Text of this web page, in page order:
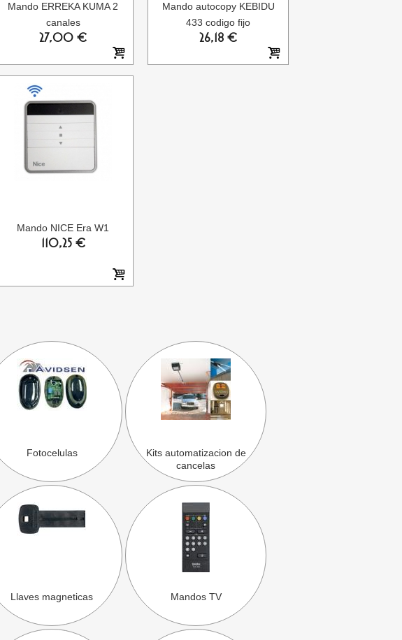
Mando ERREKA KUMA 2
canales
27,00 €
Mando autocopy KEBIDU
433 codigo fijo
26,18 €
Mando NICE Era W1
110,25 €
Fotocelulas
Kits automatizacion de
cancelas
Llaves magneticas Mandos TV